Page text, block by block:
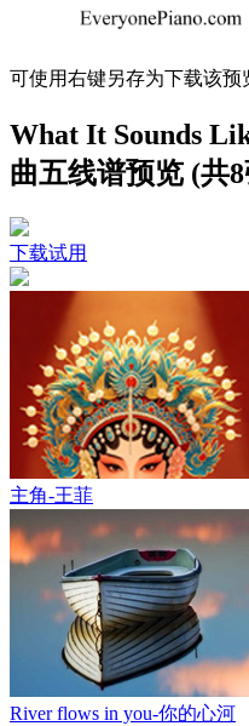
可使用右键另存为下载该预
What It Sounds
曲五线谱预览 (共
下载试用
主角-王菲
River flows in you-你的心河